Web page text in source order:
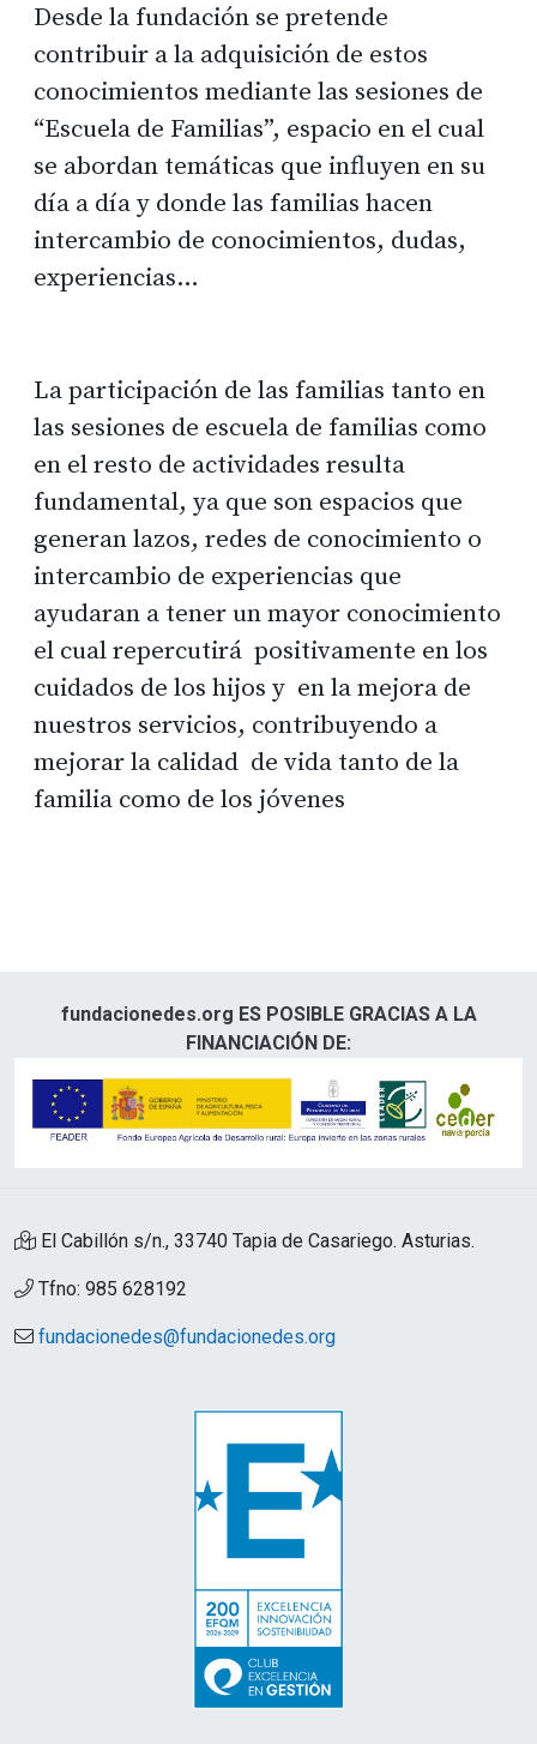
Desde la fundación se pretende
contribuir a la adquisición de estos
conocimientos mediante las sesiones de
“Escuela de Familias”, espacio en el cual
se abordan temáticas que influyen en su
día a día y donde las familias hacen
intercambio de conocimientos, dudas,
experiencias…
La participación de las familias tanto en
las sesiones de escuela de familias como
en el resto de actividades resulta
fundamental, ya que son espacios que
generan lazos, redes de conocimiento o
intercambio de experiencias que
ayudaran a tener un mayor conocimiento
el cual repercutirá positivamente en los
cuidados de los hijos y en la mejora de
nuestros servicios, contribuyendo a
mejorar la calidad de vida tanto de la
familia como de los jóvenes
fundacionedes.org ES POSIBLE GRACIAS A LA
FINANCIACIÓN DE:
El Cabillón s/n., 33740 Tapia de Casariego. Asturias.
Tfno: 985 628192
fundacionedes@fundacionedes.org